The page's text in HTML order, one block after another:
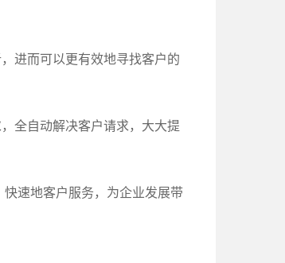
进而可以更有效地寻找客户的
全自动解决客户请求，大大提
速地客户服务，为企业发展带